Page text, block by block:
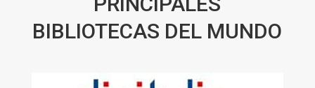
BIBLIOTECAS DEL MUNDO